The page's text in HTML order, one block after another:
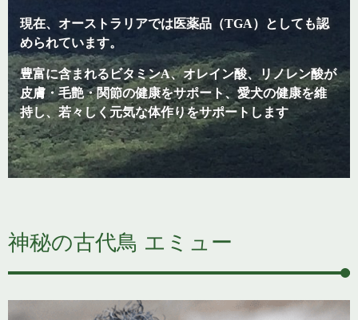
現在、オーストラリアでは医薬品（TGA）としても認
められています。
豊富に含まれるビタミンA、オレイン酸、リノレン酸が
皮膚・毛艶・関節の健康をサポート、 愛犬の健康を維
持し、若々しく元気な体作りをサポートします
神秘の古代鳥 エミュー